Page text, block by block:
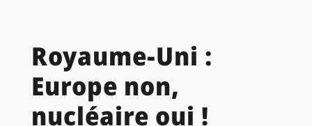
Royaume-Uni :
Europe non,
nucléaire oui !